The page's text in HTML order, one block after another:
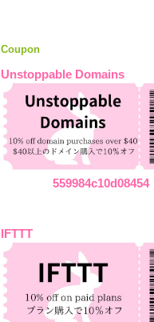
Coupon
Unstoppable Domains
559984c10d08454
IFTTT